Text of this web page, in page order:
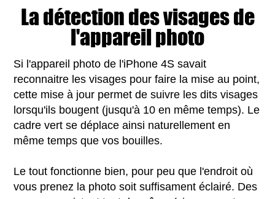
La détection des visages de
l'appareil photo
Si l'appareil photo de l'iPhone 4S savait
reconnaitre les visages pour faire la mise au point,
cette mise à jour permet de suivre les dits visages
lorsqu'ils bougent (jusqu'à 10 en même temps). Le
cadre vert se déplace ainsi naturellement en
même temps que vos bouilles.
Le tout fonctionne bien, pour peu que l'endroit où
vous prenez la photo soit suffisament éclairé. Des